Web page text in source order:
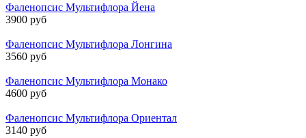
Фаленопсис Мультифлора Йена
3900 руб
Фаленопсис Мультифлора Лонгина
3560 руб
Фаленопсис Мультифлора Монако
4600 руб
Фаленопсис Мультифлора Ориентал
3140 руб